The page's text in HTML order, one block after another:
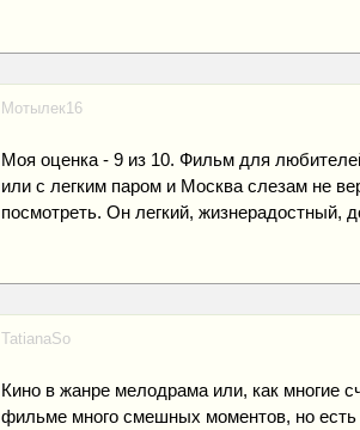
Мотылек16
Моя оценка - 9 из 10. Фильм для
или с легким паром и Москва слезам не
посмотреть. Он легкий, жизнерадостный,
TatianaSo
Кино в жанре мелодрама или, как многие
фильме много смешных моментов, но